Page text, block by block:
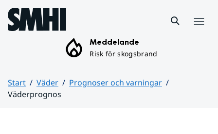
Hoppa till sidans innehåll
Meddelande
Risk för skogsbrand
Start Väder
Prognoser och varningar
Väderprognos